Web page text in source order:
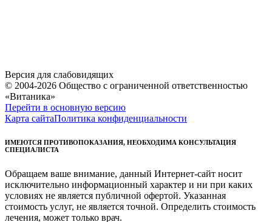
Версия для слабовидящих
© 2004-2026 Общество с ограниченной ответственностью
«Витаника»
Перейти в основную версию
Карта сайтаПолитика конфиденциальности
ИМЕЮТСЯ ПРОТИВОПОКАЗАНИЯ, НЕОБХОДИМА КОНСУЛЬТАЦИЯ
СПЕЦИАЛИСТА
Обращаем ваше внимание, данный Интернет-сайт носит
исключительно информационный характер и ни при каких
условиях не является публичной офертой. Указанная
стоимость услуг, не является точной. Определить стоимость
лечения, может только врач.